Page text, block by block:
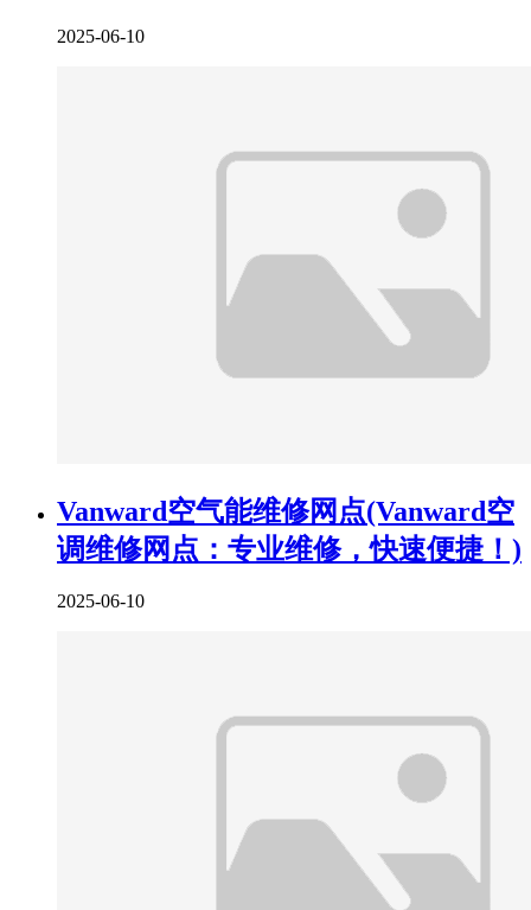
2025-06-10
Vanward空气能维修网点(Vanward空
调维修网点：专业维修，快速便捷！)
2025-06-10